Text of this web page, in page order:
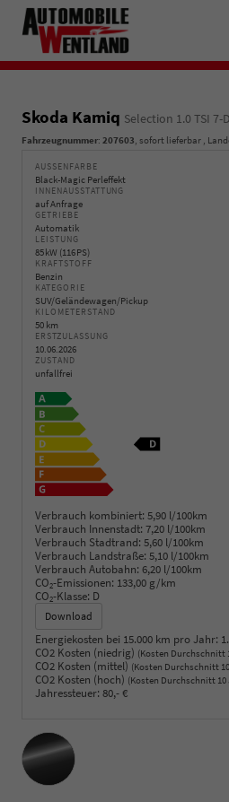
Skoda Kamiq Selection 1.0 TSI 7-
Fahrzeugnummer: 207603, sofort lieferbar ,
AUSSENFARBE
Black-Magic Perleffekt
INNENAUSSTATTUNG
auf Anfrage
GETRIEBE
Automatik
LEISTUNG
85 kW (116 PS)
KRAFTSTOFF
Benzin
KATEGORIE
SUV/Geländewagen/Pickup
KILOMETERSTAND
50 km
ERSTZULASSUNG
10.06.2026
ZUSTAND
unfallfrei
Verbrauch kombiniert: 5,90 l/100km
Verbrauch Innenstadt: 7,20 l/100km
Verbrauch Stadtrand: 5,60 l/100km
Verbrauch Landstraße: 5,10 l/100km
Verbrauch Autobahn: 6,20 l/100km
CO2-Emissionen: 133,00 g/km
CO2-Klasse: D
Download
Energiekosten bei 15.000 km pro Jahr:
CO2 Kosten (niedrig) (Kosten Durchschnitt
CO2 Kosten (mittel) (Kosten Durchschnitt
CO2 Kosten (hoch) (Kosten Durchschnitt 10
Jahressteuer: 80,- €